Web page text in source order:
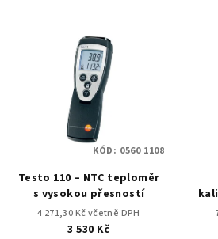
Testo 110 – NTC teploměr
s vysokou přesností
4 271,30 Kč včetně DPH
3 530 Kč
KÓD: 0560 1108